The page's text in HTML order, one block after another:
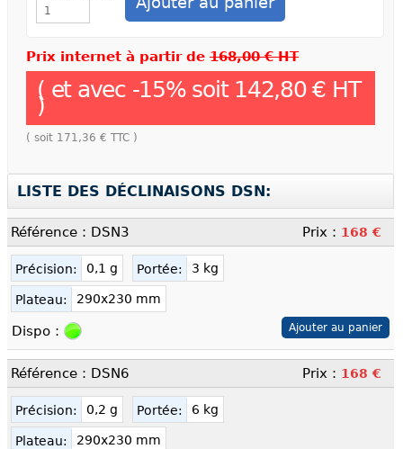
Prix internet à partir de 168,00 € HT
( et avec -15% soit 142,80 € HT
)
( soit 171,36 € TTC )
LISTE DES DÉCLINAISONS DSN:
Référence : DSN3 Prix : 168 €
Précision: 0,1 g Portée: 3 kg
Plateau: 290x230 mm
Dispo :
Référence : DSN6 Prix : 168 €
Précision: 0,2 g Portée: 6 kg
Plateau: 290x230 mm